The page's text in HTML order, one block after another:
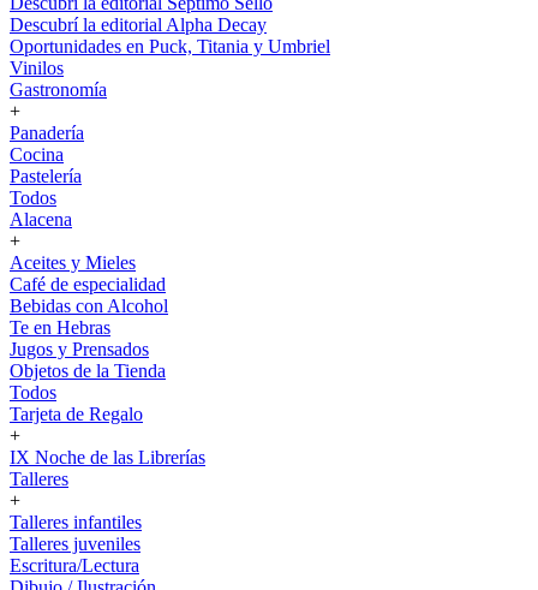
Descubrí la editorial Alpha Decay
Oportunidades en Puck, Titania y Umbriel
Vinilos
Gastronomía
+
Panadería
Cocina
Pastelería
Todos
Alacena
+
Aceites y Mieles
Café de especialidad
Bebidas con Alcohol
Te en Hebras
Jugos y Prensados
Objetos de la Tienda
Todos
Tarjeta de Regalo
+
IX Noche de las Librerías
Talleres
+
Talleres infantiles
Talleres juveniles
Escritura/Lectura